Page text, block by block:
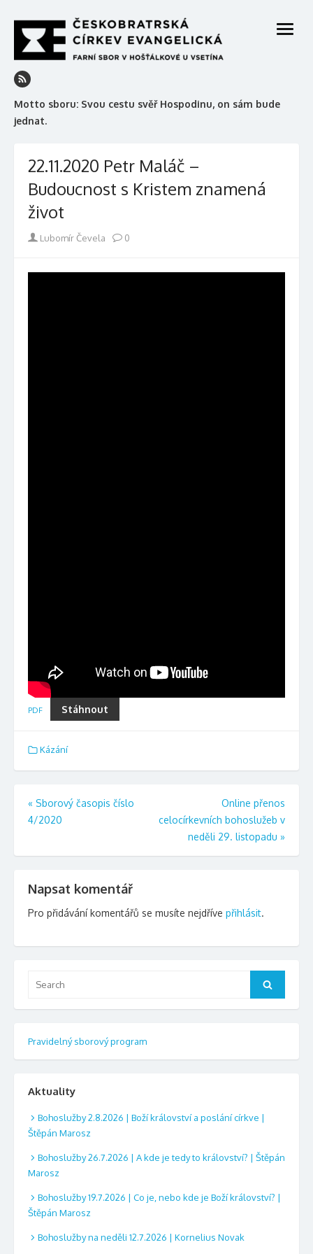
to
content
Motto sboru: Svou cestu svěř Hospodinu, on sám bude
jednat.
open
22.11.2020 Petr Maláč –
Budoucnost s Kristem znamená
život
Author
Lubomír Čevela 0
PDF Stáhnout
Kázání
Navigace
pro
« Sborový časopis číslo
4/2020
Online přenos
celocírkevních bohoslužeb v
neděli 29. listopadu »
Napsat komentář
Pro přidávání komentářů se musíte nejdříve přihlásit.
Search
Pravidelný sborový program
Aktuality
Bohoslužby 2.8.2026 | Boží království a poslání církve |
Štěpán Marosz
Bohoslužby 26.7.2026 | A kde je tedy to království? | Štěpán
Marosz
Bohoslužby 19.7.2026 | Co je, nebo kde je Boží království? |
Štěpán Marosz
Bohoslužby na neděli 12.7.2026 | Kornelius Novak